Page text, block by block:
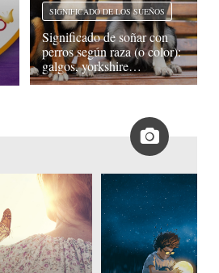
SIGNIFICADO DE LOS SUEÑOS
Significado de soñar con
perros según raza (o color):
galgos, yorkshire…